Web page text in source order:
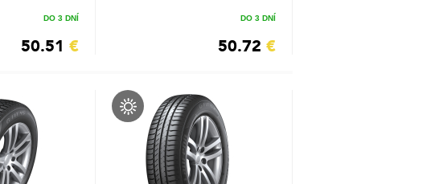
DO 3 DNÍ
50.51 €
DO 3 DNÍ
50.72 €